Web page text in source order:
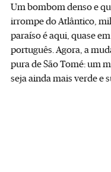
Um bombom denso e
irrompe do Atlântico,
paraíso é aqui, quase
português. Agora, a
pura de São Tomé: um
seja ainda mais verde e